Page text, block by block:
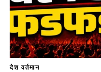
देश वर्तमान